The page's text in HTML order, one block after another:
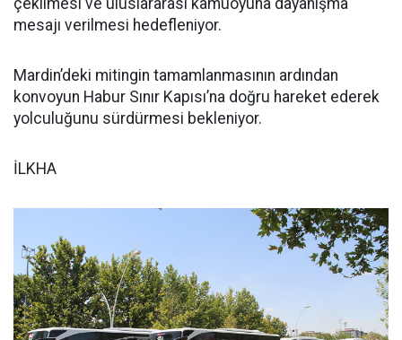
çekilmesi ve uluslararası kamuoyuna dayanışma
mesajı verilmesi hedefleniyor.
Mardin’deki mitingin tamamlanmasının ardından
konvoyun Habur Sınır Kapısı’na doğru hareket ederek
yolculuğunu sürdürmesi bekleniyor.
İLKHA